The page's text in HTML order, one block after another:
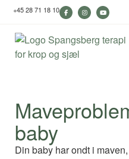
+45 28 71 18 10
baby
Din baby har ondt i